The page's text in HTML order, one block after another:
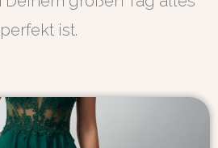
perfekt ist.